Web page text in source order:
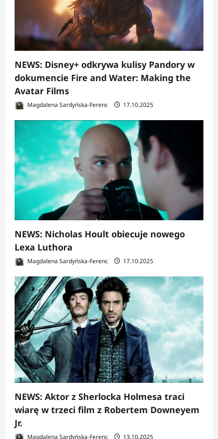
NEWS: Disney+ odkrywa kulisy Pandory w
dokumencie Fire and Water: Making the
Avatar Films
Magdalena Sardyńska-Ferenc 17.10.2025
NEWS: Nicholas Hoult obiecuje nowego
Lexa Luthora
Magdalena Sardyńska-Ferenc 17.10.2025
NEWS: Aktor z Sherlocka Holmesa traci
wiarę w trzeci film z Robertem Downeyem
Jr.
Magdalena Sardyńska-Ferenc 13.10.2025